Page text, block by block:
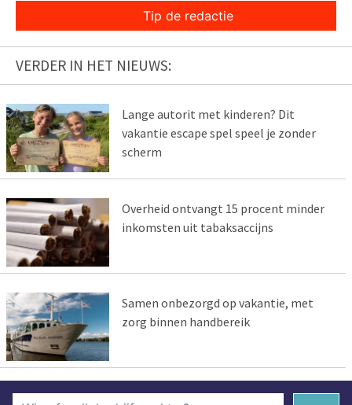
Tip de redactie
VERDER IN HET NIEUWS:
Lange autorit met kinderen? Dit
vakantie escape spel speel je zonder
scherm
Overheid ontvangt 15 procent minder
inkomsten uit tabaksaccijns
Samen onbezorgd op vakantie, met
zorg binnen handbereik